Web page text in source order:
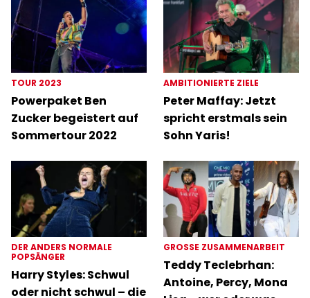
TOUR 2023
Powerpaket Ben
Zucker begeistert auf
Sommertour 2022
AMBITIONIERTE ZIELE
Peter Maffay: Jetzt
spricht erstmals sein
Sohn Yaris!
DER ANDERS NORMALE
POPSÄNGER
Harry Styles: Schwul
oder nicht schwul – die
GROSSE ZUSAMMENARBEIT
Teddy Teclebrhan:
Antoine, Percy, Mona